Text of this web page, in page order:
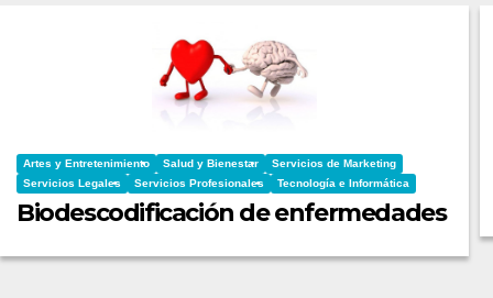
Artes y Entretenimiento Salud y Bienestar
Servicios de Marketing
Servicios Legales
Servicios Profesionales Tecnología e Informática
Biodescodificación de enfermedades